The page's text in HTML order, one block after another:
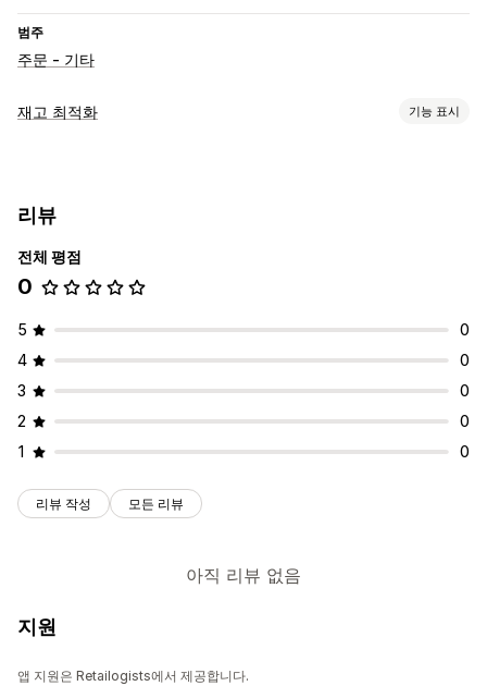
범주
주문 - 기타
재고 최적화 기능 표시
실시간 업데이트
AI 최적화
주문 관리
알림 및 분석
재입고 알림 제품 보충 알림 재고 부족 알림 품절 알림
기준값 도달 경고
리뷰
전체 평점
0
5
0
4
0
3
0
2
0
1
0
리뷰 작성 모든 리뷰
아직 리뷰 없음
지원
앱 지원은 Retailogists에서 제공합니다.